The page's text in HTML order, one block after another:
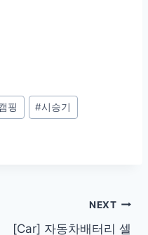
핑 #시승기
NEXT
[Car] 자동차배터리 셀